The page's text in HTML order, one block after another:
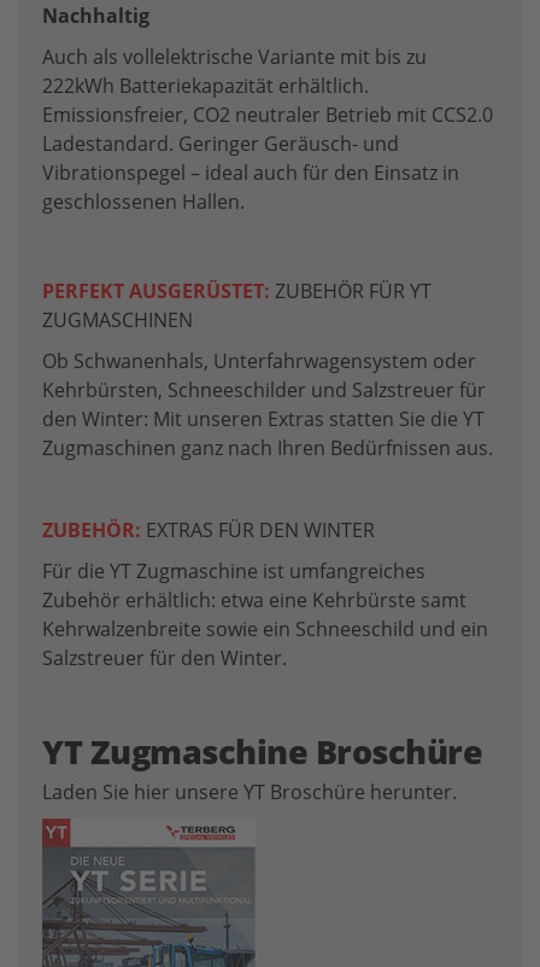
Nachhaltig
Auch als vollelektrische Variante mit bis zu
222kWh Batteriekapazität erhältlich.
Emissionsfreier, CO2 neutraler Betrieb mit CCS2.0
Ladestandard. Geringer Geräusch- und
Vibrationspegel – ideal auch für den Einsatz in
geschlossenen Hallen.
PERFEKT AUSGERÜSTET: ZUBEHÖR FÜR YT
ZUGMASCHINEN
Ob Schwanenhals, Unterfahrwagensystem oder
Kehrbürsten, Schneeschilder und Salzstreuer für
den Winter: Mit unseren Extras statten Sie die YT
Zugmaschinen ganz nach Ihren Bedürfnissen aus.
ZUBEHÖR: EXTRAS FÜR DEN WINTER
Für die YT Zugmaschine ist umfangreiches
Zubehör erhältlich: etwa eine Kehrbürste samt
Kehrwalzenbreite sowie ein Schneeschild und ein
Salzstreuer für den Winter.
YT Zugmaschine Broschüre
Laden Sie hier unsere YT Broschüre herunter.